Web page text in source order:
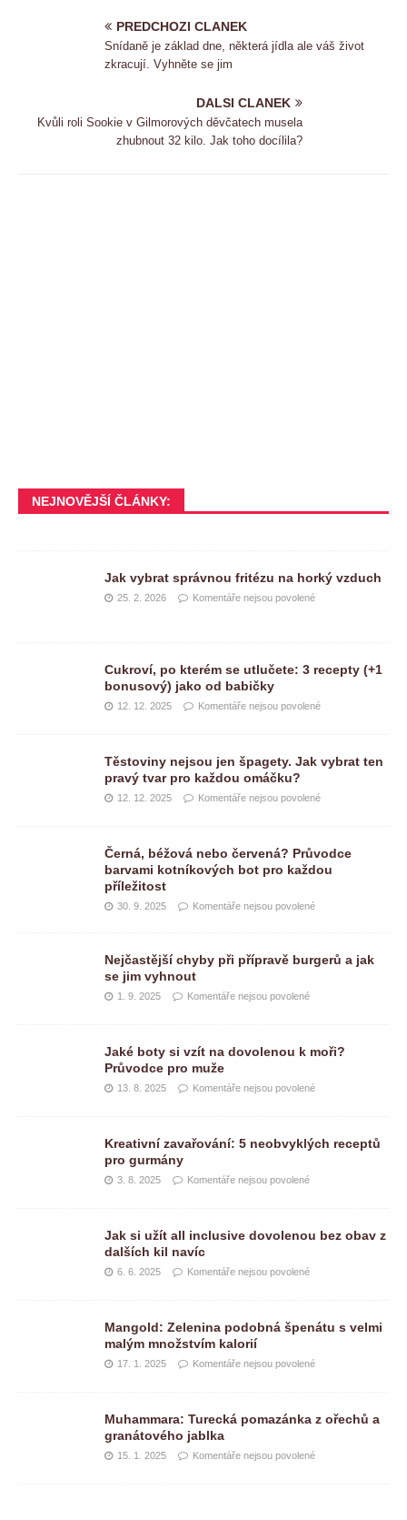
PREDCHOZI CLANEK
Snídaně je základ dne, některá jídla ale váš život
zkracují. Vyhněte se jim
DALSI CLANEK
Kvůli roli Sookie v Gilmorových děvčatech musela
zhubnout 32 kilo. Jak toho docílila?
NEJNOVĚJŠÍ ČLÁNKY:
Jak vybrat správnou fritézu na horký vzduch
25. 2. 2026 Komentáře nejsou povolené
Cukroví, po kterém se utlučete: 3 recepty (+1
bonusový) jako od babičky
12. 12. 2025 Komentáře nejsou povolené
Těstoviny nejsou jen špagety. Jak vybrat ten
pravý tvar pro každou omáčku?
12. 12. 2025 Komentáře nejsou povolené
Černá, béžová nebo červená? Průvodce
barvami kotníkových bot pro každou
příležitost
30. 9. 2025 Komentáře nejsou povolené
Nejčastější chyby při přípravě burgerů a jak
se jim vyhnout
1. 9. 2025 Komentáře nejsou povolené
Jaké boty si vzít na dovolenou k moři?
Průvodce pro muže
13. 8. 2025 Komentáře nejsou povolené
Kreativní zavařování: 5 neobvyklých receptů
pro gurmány
3. 8. 2025 Komentáře nejsou povolené
Jak si užít all inclusive dovolenou bez obav z
dalších kil navíc
6. 6. 2025 Komentáře nejsou povolené
Mangold: Zelenina podobná špenátu s velmi
malým množstvím kalorií
17. 1. 2025 Komentáře nejsou povolené
Muhammara: Turecká pomazánka z ořechů a
granátového jablka
15. 1. 2025 Komentáře nejsou povolené